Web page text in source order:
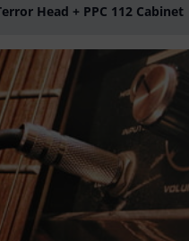
Head + PPC 112 Cabinet